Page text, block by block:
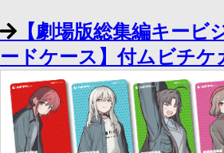
【劇場版総集編キー
ードケース】付ムビチ